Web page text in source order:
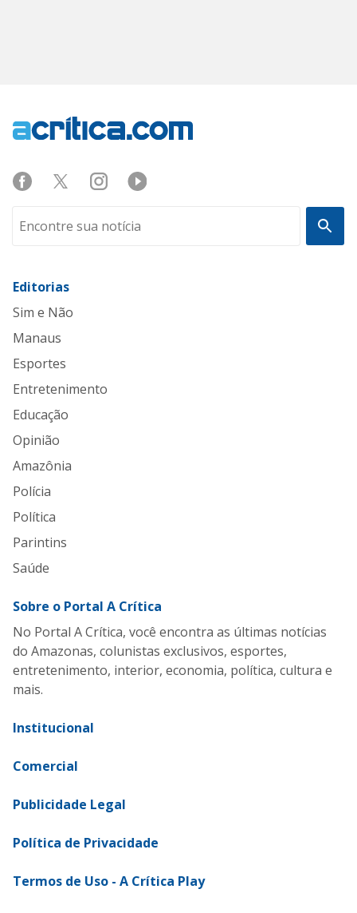
Editorias
Sim e Não
Manaus
Esportes
Entretenimento
Educação
Opinião
Amazônia
Polícia
Política
Parintins
Saúde
Sobre o Portal A Crítica
No Portal A Crítica, você encontra as últimas notícias
do Amazonas, colunistas exclusivos, esportes,
entretenimento, interior, economia, política, cultura e
mais.
Institucional
Comercial
Publicidade Legal
Política de Privacidade
Termos de Uso - A Crítica Play